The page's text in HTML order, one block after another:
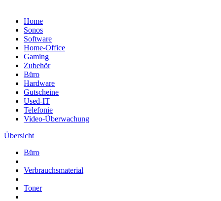
Home
Sonos
Software
Home-Office
Gaming
Zubehör
Büro
Hardware
Gutscheine
Used-IT
Telefonie
Video-Überwachung
Übersicht
Büro
Verbrauchsmaterial
Toner